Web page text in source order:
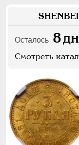
Осталось 8
Смотреть